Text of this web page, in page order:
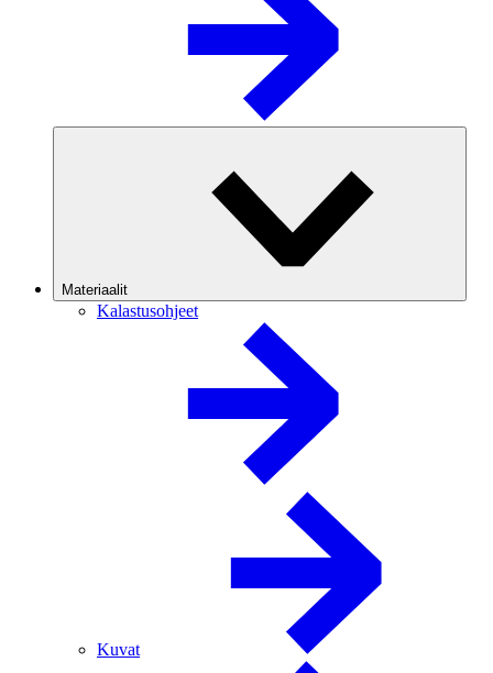
Materiaalit
Kalastusohjeet
Kuvat